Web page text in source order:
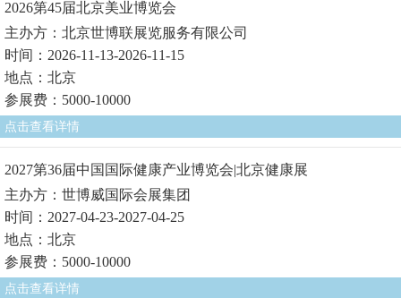
2026第45届北京美业博览会
主办方：北京世博联展览服务有限公司
时间：2026-11-13-2026-11-15
地点：北京
参展费：5000-10000
点击查看详情
2027第36届中国国际健康产业博览会|北京健康展
主办方：世博威国际会展集团
时间：2027-04-23-2027-04-25
地点：北京
参展费：5000-10000
点击查看详情